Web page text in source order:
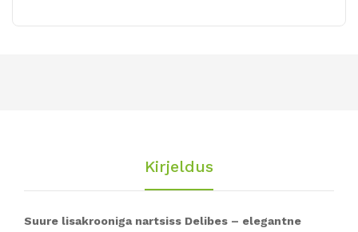
Kirjeldus
Suure lisakrooniga nartsiss Delibes – elegantne